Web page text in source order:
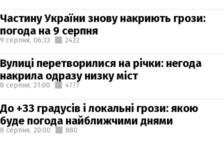
Частину України знову накриють грози:
погода на 9 серпня
9 серпня, 06:33 2422
Вулиці перетворилися на річки: негода
накрила одразу низку міст
8 серпня, 21:00 4777
До +33 градусів і локальні грози: якою
буде погода найближчими днями
8 серпня, 20:00 880